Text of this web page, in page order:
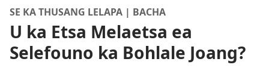
SE KA THUSANG LELAPA | BACHA
U ka Etsa Melaetsa ea
Selefouno ka Bohlale Joang?